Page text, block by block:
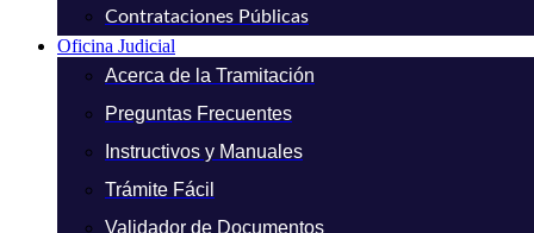
Contrataciones Públicas
Oficina Judicial
Acerca de la Tramitación
Preguntas Frecuentes
Instructivos y Manuales
Trámite Fácil
Validador de Documentos